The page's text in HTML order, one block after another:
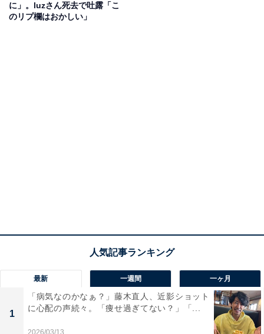
に」。luzさん死去で吐露「こ
のリプ欄はおかしい」
最新 一週間 一ヶ月
1
「病気なのかなぁ？」藤木直人、近影ショット
に心配の声続々。「痩せ過ぎてない？」「...